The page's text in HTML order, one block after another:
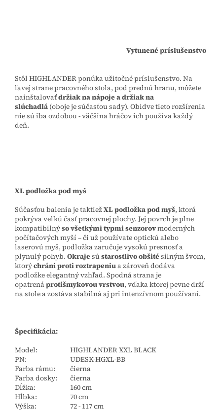
Vytunené príslušenstvo
Stôl HIGHLANDER ponúka užitočné príslušenstvo. Na
ľavej strane pracovného stola, pod prednú hranu, môžete
nainštalovaťdržiak na nápoje a držiak na
slúchadlá (oboje je súčasťou sady). Obidve tieto rozšírenia
nie sú iba ozdobou - väčšina hráčov ich používa každý
deň.
XL podložka pod myš
Súčasťou balenia je taktiežXL podložka pod myš, ktorá
pokrýva veľkú časť pracovnej plochy. Jej povrch je plne
kompatibilnýso všetkými typmi senzorovmoderných
počítačových myší – či už používate optickú alebo
laserovú myš, podložka zaručuje vysokú presnosť a
plynulý pohyb. Okrajesústarostlivo obšitésilným švom,
ktorýchráni proti roztrapeniua zároveň dodáva
podložke elegantný vzhľad. Spodná strana je
opatrenáprotišmykovou vrstvou, vďaka ktorej pevne drží
na stole a zostáva stabilná aj pri intenzívnom používaní.
Špecifikácia:
Model:
HIGHLANDER XXL BLACK
PN:
UDESK-HGXL-BB
Farba rámu:
čierna
Farba dosky:
čierna
Dĺžka:
160 cm
Hĺbka:
70 cm
Výška:
72 - 117 cm